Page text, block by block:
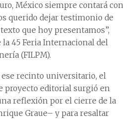
México siempre contará con
querido dejar testimonio de
que hoy presentamos”,
la 45 Feria Internacional del
(FILPM).
ese recinto universitario, el
proyecto editorial surgió en
reflexión por el cierre de la
Graue– y para resaltar